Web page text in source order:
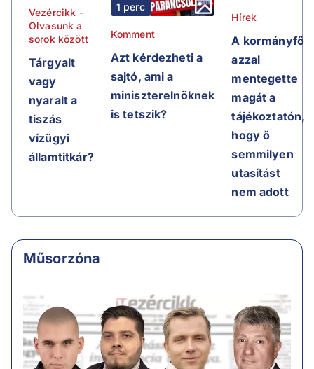
Vezércikk -
Olvasunk a
sorok között
Tárgyalt
vagy
nyaralt a
tiszás
vízügyi
államtitkár?
1 perc
Komment
Azt kérdezheti a
sajtó, ami a
miniszterelnöknek
is tetszik?
Hírek
A kormányfő
azzal
mentegette
magát a
tájékoztatón,
hogy ő
semmilyen
utasítást
nem adott
Műsorzóna